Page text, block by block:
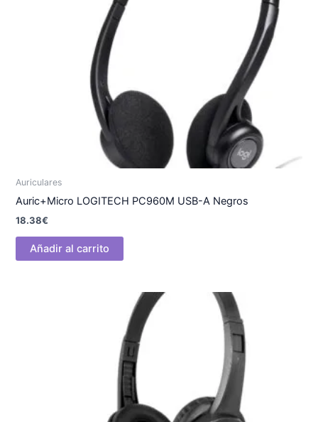
Auriculares
Auric+Micro LOGITECH PC960M USB-A Negros
18.38€
Añadir al carrito